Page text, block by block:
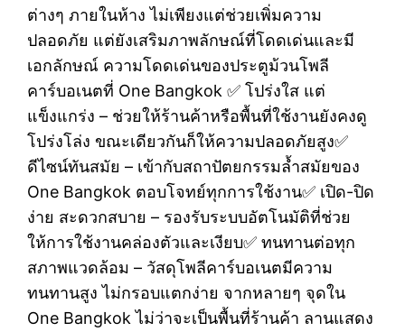
ต่างๆ ภายในห้าง ไม่เพียงแต่ช่วยเพิ่มความ
ปลอดภัย แต่ยังเสริมภาพลักษณ์ที่โดดเด่นและมี
เอกลักษณ์ ความโดดเด่นของประตูม้วนโพลี
คาร์บอเนตที่ One Bangkok ✅ โปร่งใส แต่
แข็งแกร่ง – ช่วยให้ร้านค้าหรือพื้นที่ใช้งานยังคงดู
โปร่งโล่ง ขณะเดียวกันก็ให้ความปลอดภัยสูง✅
ดีไซน์ทันสมัย – เข้ากับสถาปัตยกรรมล้ำสมัยของ
One Bangkok ตอบโจทย์ทุกการใช้งาน✅ เปิด-ปิด
ง่าย สะดวกสบาย – รองรับระบบอัตโนมัติที่ช่วย
ให้การใช้งานคล่องตัวและเงียบ✅ ทนทานต่อทุก
สภาพแวดล้อม – วัสดุโพลีคาร์บอเนตมีความ
ทนทานสูง ไม่กรอบแตกง่าย จากหลายๆ จุดใน
One Bangkok ไม่ว่าจะเป็นพื้นที่ร้านค้า ลานแสดง